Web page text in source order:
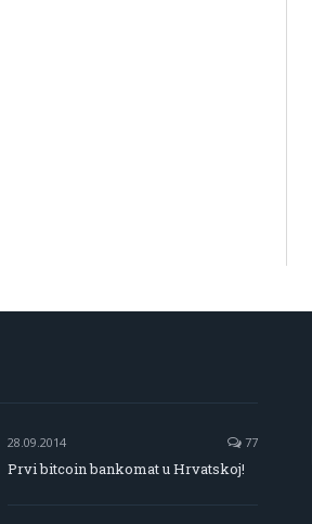
28.09.2014 77
Prvi bitcoin bankomat u Hrvatskoj!